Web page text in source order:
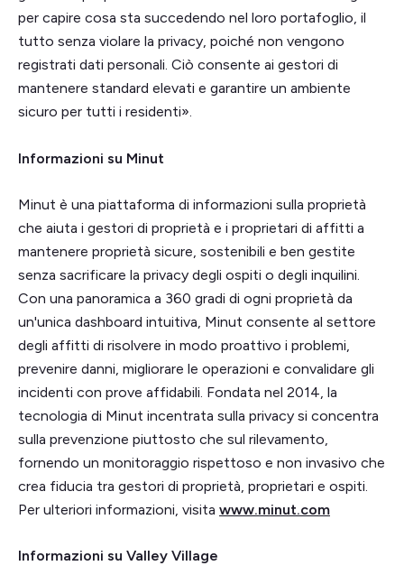
per capire cosa sta succedendo nel loro portafoglio, il
tutto senza violare la privacy, poiché non vengono
registrati dati personali. Ciò consente ai gestori di
mantenere standard elevati e garantire un ambiente
sicuro per tutti i residenti».
Informazioni su Minut
Minut è una piattaforma di informazioni sulla proprietà
che aiuta i gestori di proprietà e i proprietari di affitti a
mantenere proprietà sicure, sostenibili e ben gestite
senza sacrificare la privacy degli ospiti o degli inquilini.
Con una panoramica a 360 gradi di ogni proprietà da
un'unica dashboard intuitiva, Minut consente al settore
degli affitti di risolvere in modo proattivo i problemi,
prevenire danni, migliorare le operazioni e convalidare gli
incidenti con prove affidabili. Fondata nel 2014, la
tecnologia di Minut incentrata sulla privacy si concentra
sulla prevenzione piuttosto che sul rilevamento,
fornendo un monitoraggio rispettoso e non invasivo che
crea fiducia tra gestori di proprietà, proprietari e ospiti.
Per ulteriori informazioni, visita www.minut.com
Informazioni su Valley Village